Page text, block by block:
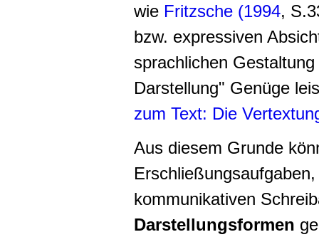
wie Fritzsche (1994,
bzw. expressiven
sprachlichen
Darstellung" Genüge
zum Text: Die
Aus diesem Grunde
kommunikativen
Darstellungsformen